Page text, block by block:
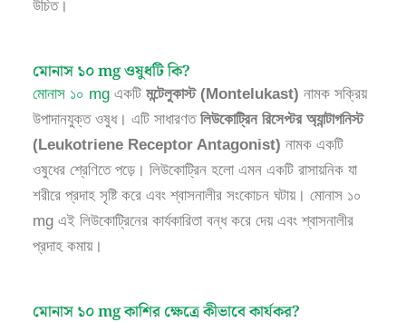
উচিত।
মোনাস ১০ mg ওষুধটি কি?
মোনাস ১০ mg একটিমন্টেলুকাস্ট (Montelukast) নামক সক্রিয়
উপাদানযুক্ত ওষুধ। এটি সাধারণতলিউকোট্রিন রিসেপ্টর অ্যান্টাগনিস্ট
(Leukotriene Receptor Antagonist) নামক একটি
ওষুধের শ্রেণিতে পড়ে। লিউকোট্রিন হলো এমন একটি রাসায়নিক যা
শরীরে প্রদাহ সৃষ্টি করে এবং শ্বাসনালীর সংকোচন ঘটায়। মোনাস ১০
mg এই লিউকোট্রিনের কার্যকারিতা বন্ধ করে দেয় এবং শ্বাসনালীর
প্রদাহ কমায়।
মোনাস ১০ mg কাশির ক্ষেত্রে কীভাবে কার্যকর?